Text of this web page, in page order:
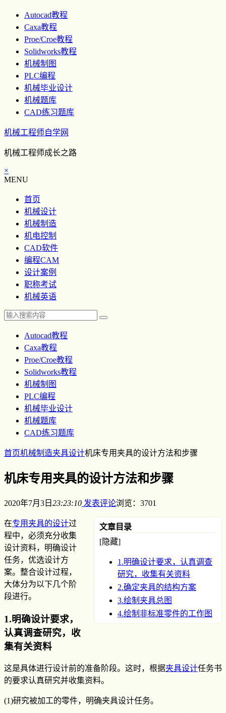
Autocad教程
Caxa教程
Proe/Croe教程
Solidworks教程
机械制图
PLC编程
机械毕业设计
机械题库
CAD练习题库
机械工程师自学网
机械工程师成长之路
×
MENU
首页
机械设计
机械制造
机电控制
CAD软件
编程CAM
设计案例
职称考试
机械英语
Autocad教程
Caxa教程
Proe/Croe教程
Solidworks教程
机械制图
PLC编程
机械毕业设计
机械题库
CAD练习题库
首页机械制造夹具设计机床专用夹具的设计方法和步骤
机床专用夹具的设计方法和步骤
2020年7月3日 23:23:10 发表评论浏览：3701
文章目录
[隐藏]
1.明确设计要求，认真调查
研究，收集有关资料
2.确定夹具的结构方案
3.绘制夹具总图
4.绘制非标准零件的工作图
在专用夹具的设计过
程中，必须充分收集
设计资料，明确设计
任务，优选设计方
案。整合设计过程，
大体分为以下几个阶
段进行。
1.明确设计要求，
认真调查研究，收
集有关资料
这是具体进行设计前的准备阶段。这时，根据夹具设计任务书
的要求认真研究并收集资料。
(1)研究被加工的零件，明确夹具设计任务。